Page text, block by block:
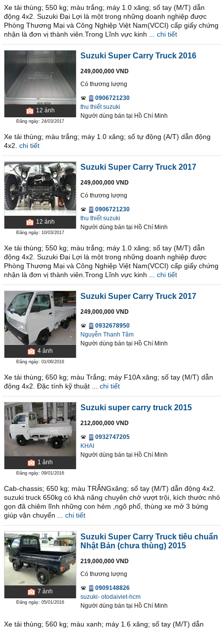
Xe tải thùng; 550 kg; màu trắng; máy 1.0 xăng; số tay (M/T) dẫn
động 4x2. Suzuki Đại Lợi là một trong những doanh nghiệp được
Phòng Thương Mại và Công Nghiệp Việt Nam(VCCI) cấp giấy chứng
nhận là đơn vị thành viên.Trong Lĩnh vực kinh ...
chi tiết
12 ảnh
Đăng ngày: 24/03/2017
Suzuki Super Carry Truck 2016
249,000,000 VND
Có thương lượng
0906721230
thu thiết suzuki
Người dùng bán tại Hồ Chí Minh
Xe tải thùng; màu trắng; máy 1.0 xăng; số tự động (A/T) dẫn động
4x2. chi tiết
12 ảnh
Đăng ngày: 10/03/2017
Suzuki Super Carry Truck 2017
249,000,000 VND
Có thương lượng
0906721230
thu thiết suzuki
Người dùng bán tại Hồ Chí Minh
Xe tải thùng; 550 kg; màu trắng; máy 1.0 xăng; số tay (M/T) dẫn
động 4x2. Suzuki Đại Lợi là một trong những doanh nghiệp được
Phòng Thương Mại và Công Nghiệp Việt Nam(VCCI) cấp giấy chứng
nhận là đơn vị thành viên.Trong Lĩnh vực kinh ...
chi tiết
4 ảnh
Đăng ngày: 01/06/2016
Suzuki Super Carry Truck 2017
249,000,000 VND
0932678950
Nguyễn Thanh Tâm
Người dùng bán tại Hồ Chí Minh
Xe tải thùng; 650 kg; màu Trắng; máy F10A xăng; số tay (M/T) dẫn
động 4x2. Đặc tính kỹ thuật ...
chi tiết
1 ảnh
Đăng ngày: 09/01/2016
Suzuki super carry truck 2015
212,000,000 VND
0932747205
KHAI
Người dùng bán tại Hồ Chí Minh
Cab-chassis; 650 kg; màu TRẮNGxăng; số tay (M/T) dẫn động 4x2.
suzuki truck 650kg có khả năng chuyên chở vượt trội, kích thước nhỏ
gọn đã chiêm lĩnh những con hẻm ,ngõ phố, thùng xe mở 3 bửng
giúp vận chuyển ...
chi tiết
7 ảnh
Đăng ngày: 05/01/2016
Suzuki Super Carry Truck tiêu chuẩn
Nhật Bản (chưa thùng) 2015
219,000,000 VND
Có thương lượng
0909148826
suzuki- otodaiviet-hcm
Người dùng bán tại Hồ Chí Minh
Xe tải thùng; 560 kg; màu xanh; máy 1.6 xăng; số tay (M/T) dẫn